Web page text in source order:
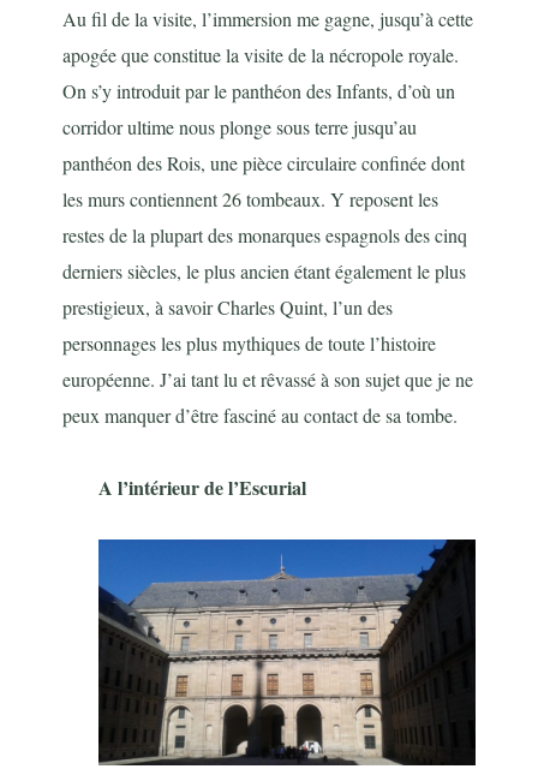
Au fil de la visite, l’immersion me gagne, jusqu’à cette
apogée que constitue la visite de la nécropole royale.
On s’y introduit par le panthéon des Infants, d’où un
corridor ultime nous plonge sous terre jusqu’au
panthéon des Rois, une pièce circulaire confinée dont
les murs contiennent 26 tombeaux. Y reposent les
restes de la plupart des monarques espagnols des cinq
derniers siècles, le plus ancien étant également le plus
prestigieux, à savoir Charles Quint, l’un des
personnages les plus mythiques de toute l’histoire
européenne. J’ai tant lu et rêvassé à son sujet que je ne
peux manquer d’être fasciné au contact de sa tombe.
A l’intérieur de l’Escurial